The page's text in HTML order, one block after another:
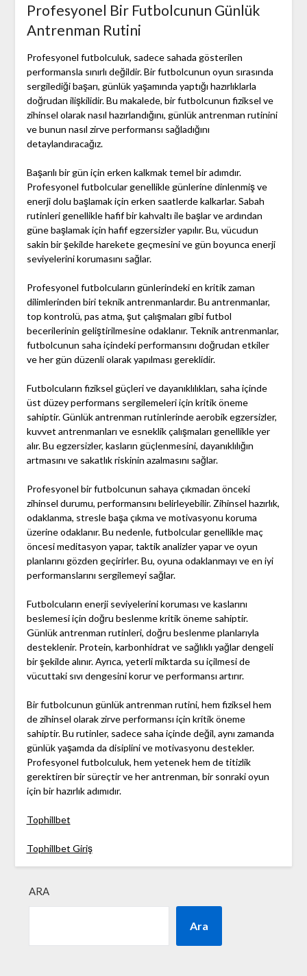
Profesyonel Bir Futbolcunun Günlük
Antrenman Rutini
Profesyonel futbolculuk, sadece sahada gösterilen
performansla sınırlı değildir. Bir futbolcunun oyun sırasında
sergilediği başarı, günlük yaşamında yaptığı hazırlıklarla
doğrudan ilişkilidir. Bu makalede, bir futbolcunun fiziksel ve
zihinsel olarak nasıl hazırlandığını, günlük antrenman rutinini
ve bunun nasıl zirve performansı sağladığını
detaylandıracağız.
Başarılı bir gün için erken kalkmak temel bir adımdır.
Profesyonel futbolcular genellikle günlerine dinlenmiş ve
enerji dolu başlamak için erken saatlerde kalkarlar. Sabah
rutinleri genellikle hafif bir kahvaltı ile başlar ve ardından
güne başlamak için hafif egzersizler yapılır. Bu, vücudun
sakin bir şekilde harekete geçmesini ve gün boyunca enerji
seviyelerini korumasını sağlar.
Profesyonel futbolcuların günlerindeki en kritik zaman
dilimlerinden biri teknik antrenmanlardır. Bu antrenmanlar,
top kontrolü, pas atma, şut çalışmaları gibi futbol
becerilerinin geliştirilmesine odaklanır. Teknik antrenmanlar,
futbolcunun saha içindeki performansını doğrudan etkiler
ve her gün düzenli olarak yapılması gereklidir.
Futbolcuların fiziksel güçleri ve dayanıklılıkları, saha içinde
üst düzey performans sergilemeleri için kritik öneme
sahiptir. Günlük antrenman rutinlerinde aerobik egzersizler,
kuvvet antrenmanları ve esneklik çalışmaları genellikle yer
alır. Bu egzersizler, kasların güçlenmesini, dayanıklılığın
artmasını ve sakatlık riskinin azalmasını sağlar.
Profesyonel bir futbolcunun sahaya çıkmadan önceki
zihinsel durumu, performansını belirleyebilir. Zihinsel hazırlık,
odaklanma, stresle başa çıkma ve motivasyonu koruma
üzerine odaklanır. Bu nedenle, futbolcular genellikle maç
öncesi meditasyon yapar, taktik analizler yapar ve oyun
planlarını gözden geçirirler. Bu, oyuna odaklanmayı ve en iyi
performanslarını sergilemeyi sağlar.
Futbolcuların enerji seviyelerini koruması ve kaslarını
beslemesi için doğru beslenme kritik öneme sahiptir.
Günlük antrenman rutinleri, doğru beslenme planlarıyla
desteklenir. Protein, karbonhidrat ve sağlıklı yağlar dengeli
bir şekilde alınır. Ayrıca, yeterli miktarda su içilmesi de
vücuttaki sıvı dengesini korur ve performansı artırır.
Bir futbolcunun günlük antrenman rutini, hem fiziksel hem
de zihinsel olarak zirve performansı için kritik öneme
sahiptir. Bu rutinler, sadece saha içinde değil, aynı zamanda
günlük yaşamda da disiplini ve motivasyonu destekler.
Profesyonel futbolculuk, hem yetenek hem de titizlik
gerektiren bir süreçtir ve her antrenman, bir sonraki oyun
için bir hazırlık adımıdır.
Tophillbet
Tophillbet Giriş
ARA
Ara